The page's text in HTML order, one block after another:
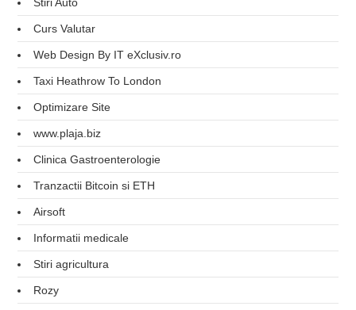
Stiri Auto
Curs Valutar
Web Design By IT eXclusiv.ro
Taxi Heathrow To London
Optimizare Site
www.plaja.biz
Clinica Gastroenterologie
Tranzactii Bitcoin si ETH
Airsoft
Informatii medicale
Stiri agricultura
Rozy